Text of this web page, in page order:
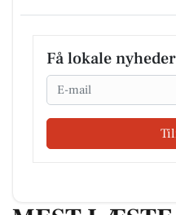
Få lokale
Email